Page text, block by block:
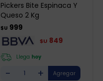
Pickers Bite Espinaca Y
Queso 2 Kg
$U 999
$U 849
Llega hoy
- +